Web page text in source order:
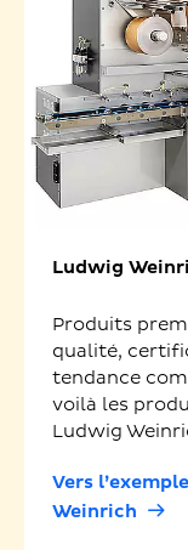
Ludwig
Produits
qualité,
tendance
voilà les
Ludwig
Vers
Weinrich